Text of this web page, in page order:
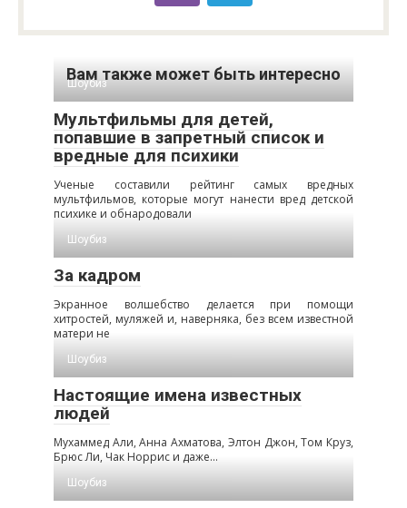
Вам также может быть интересно
Шоубиз
Мультфильмы для детей,
попавшие в запретный список и
вредные для психики
Ученые составили рейтинг самых вредных
мультфильмов, которые могут нанести вред детской
психике и обнародовали
Шоубиз
За кадром
Экранное волшебство делается при помощи
хитростей, муляжей и, наверняка, без всем известной
матери не
Шоубиз
Настоящие имена известных
людей
Мухаммед Али, Анна Ахматова, Элтон Джон, Том Круз,
Брюс Ли, Чак Норрис и даже…
Шоубиз